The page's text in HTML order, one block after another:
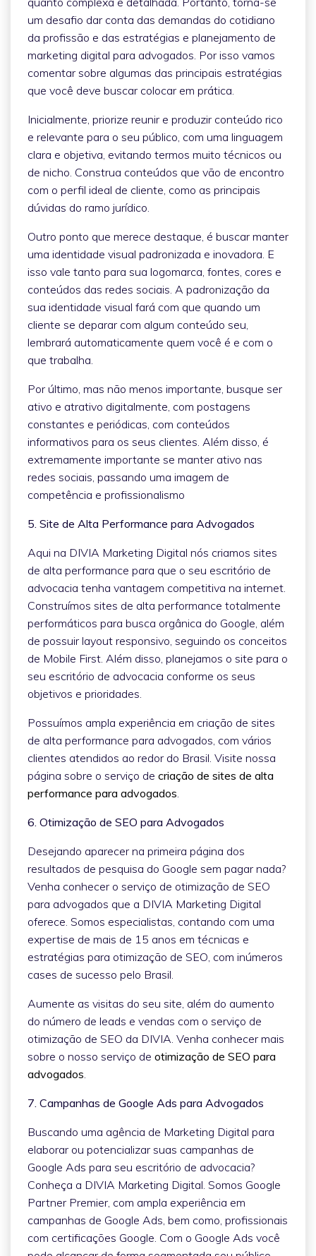
um desafio dar conta das demandas do cotidiano
da profissão e das estratégias e planejamento de
marketing digital para advogados. Por isso vamos
comentar sobre algumas das principais estratégias
que você deve buscar colocar em prática.
Inicialmente, priorize reunir e produzir conteúdo rico
e relevante para o seu público, com uma linguagem
clara e objetiva, evitando termos muito técnicos ou
de nicho. Construa conteúdos que vão de encontro
com o perfil ideal de cliente, como as principais
dúvidas do ramo jurídico.
Outro ponto que merece destaque, é buscar manter
uma identidade visual padronizada e inovadora. E
isso vale tanto para sua logomarca, fontes, cores e
conteúdos das redes sociais. A padronização da
sua identidade visual fará com que quando um
cliente se deparar com algum conteúdo seu,
lembrará automaticamente quem você é e com o
que trabalha.
Por último, mas não menos importante, busque ser
ativo e atrativo digitalmente, com postagens
constantes e periódicas, com conteúdos
informativos para os seus clientes. Além disso, é
extremamente importante se manter ativo nas
redes sociais, passando uma imagem de
competência e profissionalismo
5. Site de Alta Performance para Advogados
Aqui na DIVIA Marketing Digital nós criamos sites
de alta performance para que o seu escritório de
advocacia tenha vantagem competitiva na internet.
Construímos sites de alta performance totalmente
performáticos para busca orgânica do Google, além
de possuir layout responsivo, seguindo os conceitos
de Mobile First. Além disso, planejamos o site para o
seu escritório de advocacia conforme os seus
objetivos e prioridades.
Possuímos ampla experiência em criação de sites
de alta performance para advogados, com vários
clientes atendidos ao redor do Brasil. Visite nossa
página sobre o serviço de criação de sites de alta
performance para advogados
6. Otimização de SEO para Advogados
Desejando aparecer na primeira página dos
resultados de pesquisa do Google sem pagar nada?
Venha conhecer o serviço de otimização de SEO
para advogados que a DIVIA Marketing Digital
oferece. Somos especialistas, contando com uma
expertise de mais de 15 anos em técnicas e
estratégias para otimização de SEO, com inúmeros
cases de sucesso pelo Brasil.
Aumente as visitas do seu site, além do aumento
do número de leads e vendas com o serviço de
otimização de SEO da DIVIA. Venha conhecer mais
sobre o nosso serviço de otimização de SEO para
advogados
7. Campanhas de Google Ads para Advogados
Buscando uma agência de Marketing Digital para
elaborar ou potencializar suas campanhas de
Google Ads para seu escritório de advocacia?
Conheça a DIVIA Marketing Digital. Somos Google
Partner Premier, com ampla experiência em
campanhas de Google Ads, bem como, profissionais
com certificações Google. Com o Google Ads você